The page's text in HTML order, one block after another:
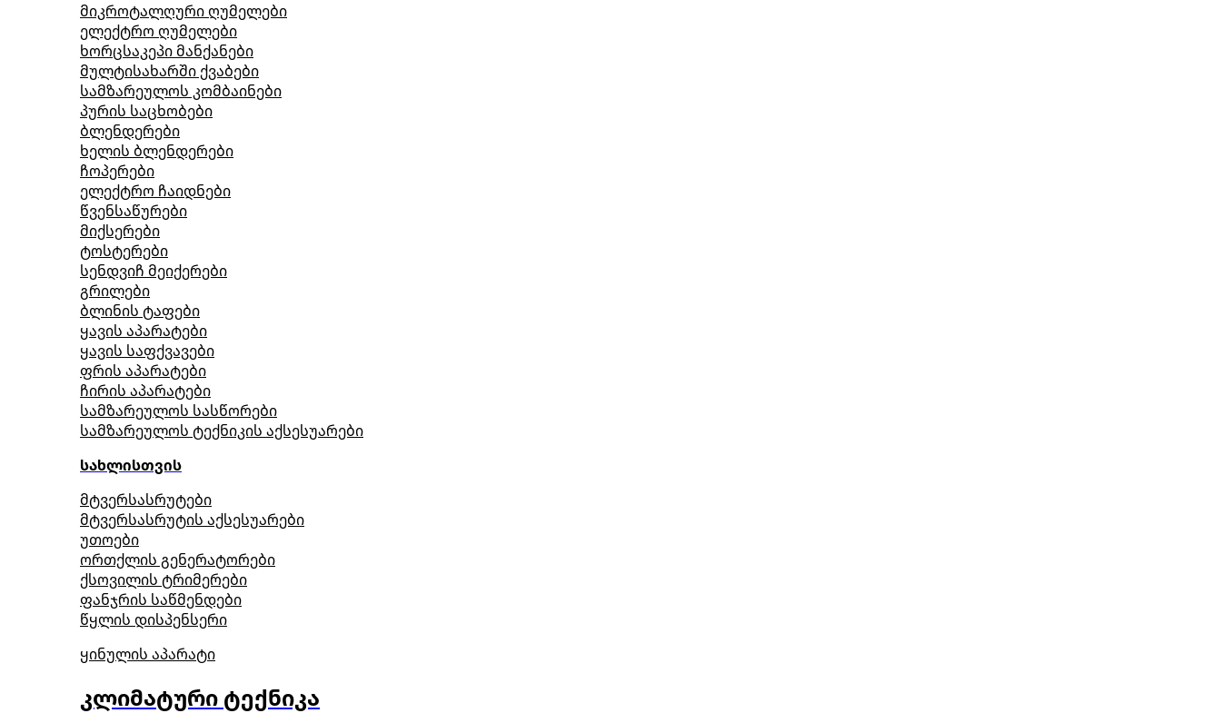
მიკროტალღური ღუმელები
ელექტრო ღუმელები
ხორცსაკეპი მანქანები
მულტისახარში ქვაბები
სამზარეულოს კომბაინები
პურის საცხობები
ბლენდერები
ხელის ბლენდერები
ჩოპერები
ელექტრო ჩაიდნები
წვენსაწურები
მიქსერები
ტოსტერები
სენდვიჩ მეიქერები
გრილები
ბლინის ტაფები
ყავის აპარატები
ყავის საფქვავები
ფრის აპარატები
ჩირის აპარატები
სამზარეულოს სასწორები
სამზარეულოს ტექნიკის აქსესუარები
სახლისთვის
მტვერსასრუტები
მტვერსასრუტის აქსესუარები
უთოები
ორთქლის გენერატორები
ქსოვილის ტრიმერები
ფანჯრის საწმენდები
წყლის დისპენსერი
ყინულის აპარატი
კლიმატური ტექნიკა